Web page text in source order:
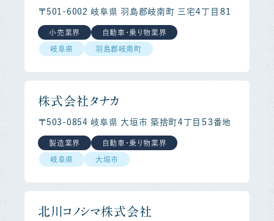
〒501-6002 岐阜県 羽島郡岐南町 三宅４丁目８１
小売業界 自動車・乗り物業界
岐阜県 羽島郡岐南町
株式会社タナカ
〒503-0854 岐阜県 大垣市 築捨町４丁目５３番地
製造業界 自動車・乗り物業界
岐阜県 大垣市
北川コノシマ株式会社